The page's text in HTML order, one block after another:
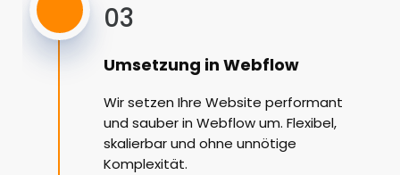
03
Umsetzung in Webflow
Wir setzen Ihre Website performant
und sauber in Webflow um. Flexibel,
skalierbar und ohne unnötige
Komplexität.